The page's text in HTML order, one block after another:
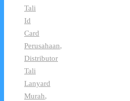
Tali
Id
Card
Perusahaan,
Distributor
Tali
Lanyard
Murah,